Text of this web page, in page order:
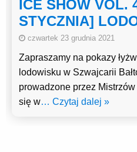
ICE SHOW VOL.
STYCZNIA]
czwartek 23 grudnia 2021
Zapraszamy na pokazy
lodowisku w Szwajcarii
prowadzone przez
się w… Czytaj dalej »